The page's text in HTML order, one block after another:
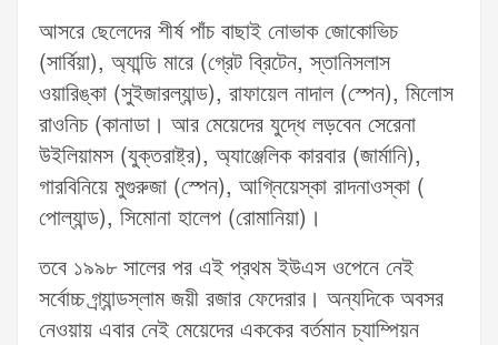
আসরে ছেলেদের শীর্ষ পাঁচ বাছাই নোভাক জোকোভিচ
(সার্বিয়া), অ্যান্ডি মারে (গ্রেট ব্রিটেন, স্তানিসলাস
ওয়ারিঙ্কা (সুইজারল্যান্ড), রাফায়েল নাদাল (স্পেন), মিলোস
রাওনিচ (কানাডা। আর মেয়েদের যুদ্ধে লড়বেন সেরেনা
উইলিয়ামস (যুক্তরাষ্ট্র), অ্যাঞ্জেলিক কারবার (জার্মানি),
গারবিনিয়ে মুগুরুজা (স্পেন), আগ্নিয়েস্কা রাদনাওস্কা (
পোল্যান্ড), সিমোনা হালেপ (রোমানিয়া)।
তবে ১৯৯৮ সালের পর এই প্রথম ইউএস ওপেনে নেই
সর্বোচ্চ গ্র্যান্ডস্লাম জয়ী রজার ফেদেরার। অন্যদিকে অবসর
নেওয়ায় এবার নেই মেয়েদের এককের বর্তমান চ্যাম্পিয়ন